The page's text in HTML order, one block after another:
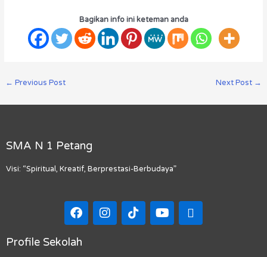
Bagikan info ini keteman anda
← Previous Post Next Post →
SMA N 1 Petang
Visi: “Spiritual, Kreatif, Berprestasi-Berbudaya”
F
a
e
I
n
T
i
Y
o
M
a
Profile Sekolah